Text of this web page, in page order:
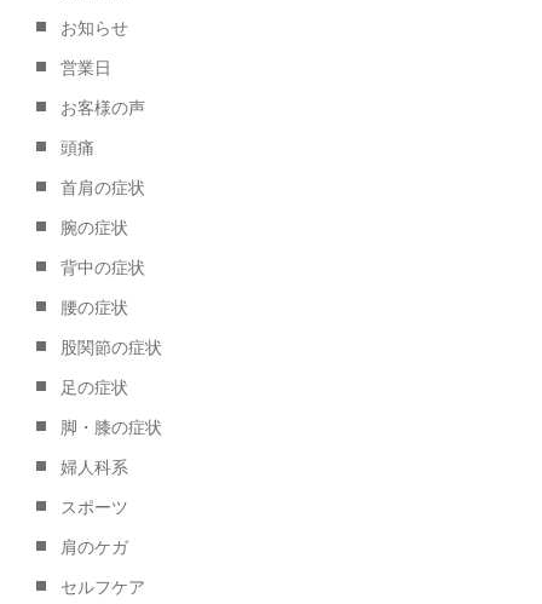
お知らせ
営業日
お客様の声
頭痛
首肩の症状
腕の症状
背中の症状
腰の症状
股関節の症状
足の症状
脚・膝の症状
婦人科系
スポーツ
肩のケガ
セルフケア